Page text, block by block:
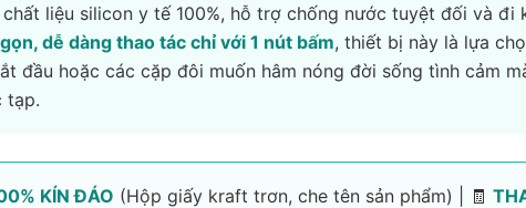
chất liệu silicon y tế 100%, hỗ trợ chống nước tuyệt đối và đi
dễ dàng thao tác chỉ với 1 nút bấm, thiết bị này là lựa
đầu hoặc các cặp đôi muốn hâm nóng đời sống tình cảm
tạp.
KÍN ĐÁO (Hộp giấy kraft trơn, che tên sản phẩm) | 🧾